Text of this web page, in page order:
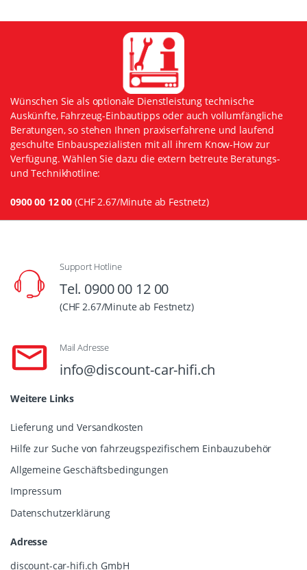
Wünschen Sie als optionale Dienstleistung technische
Auskünfte, Fahrzeug-Einbautipps oder auch vollumfängliche
Beratungen, so stehen Ihnen praxiserfahrene und laufend
geschulte Einbauspezialisten mit all ihrem Know-How zur
Verfügung. Wählen Sie dazu die extern betreute Beratungs-
und Technikhotline:
0900 00 12 00 (CHF 2.67/Minute ab Festnetz)
Support Hotline
Tel. 0900 00 12 00
(CHF 2.67/Minute ab Festnetz)
Mail Adresse
info@discount-car-hifi.ch
Weitere Links
Lieferung und Versandkosten
Hilfe zur Suche von fahrzeugspezifischem Einbauzubehör
Allgemeine Geschäftsbedingungen
Impressum
Datenschutzerklärung
Adresse
discount-car-hifi.ch GmbH